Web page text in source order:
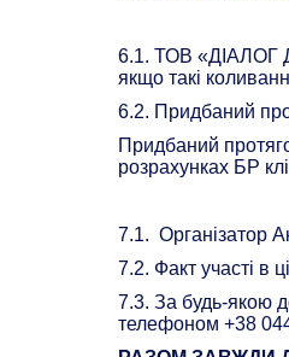
6.1. ТОВ «ДІАЛОГ
якщо такі
6.2. Придбаний
Придбаний
розрахунках БР
7.1. Організатор
7.2. Факт участі в
7.3. За будь-якою
телефоном +38